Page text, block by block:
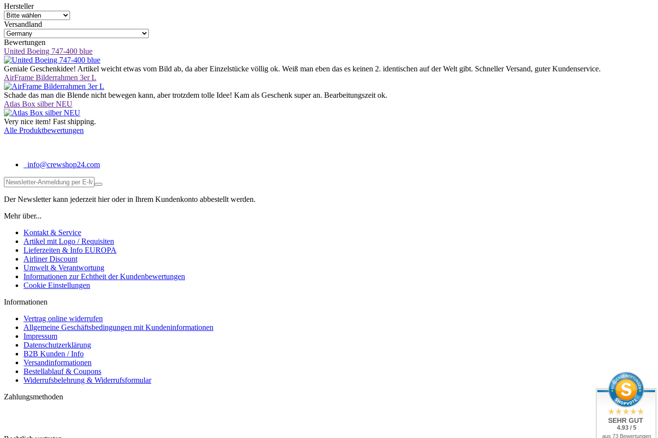
Hersteller
Versandland
Bewertungen
United Boeing 747-400 blue
Geniale Geschenkidee! Artikel weicht etwas vom Bild ab, da aber Einzelstücke völlig ok. Weiß man eben das es keinen 2. identischen auf der Welt gibt. Schneller Versand, guter Kundenservice.
AirFrame Bilderrahmen 3er L
Schade das man die Blende nicht bewegen kann, aber trotzdem tolle Idee! Kam als Geschenk super an. Bearbeitungszeit ok.
Atlas Box silber NEU
Very nice item! Fast shipping.
Alle Produktbewertungen
info@crewshop24.com
Der Newsletter kann jederzeit hier oder in Ihrem Kundenkonto abbestellt werden.
Mehr über...
Kontakt & Service
Artikel mit Logo / Requisiten
Lieferzeiten & Info EUROPA
Airliner Discount
Umwelt & Verantwortung
Informationen zur Echtheit der Kundenbewertungen
Cookie Einstellungen
Informationen
Vertrag online widerrufen
Allgemeine Geschäftsbedingungen mit Kundeninformationen
Impressum
Datenschutzerklärung
B2B Kunden / Info
Versandinformationen
Bestellablauf & Coupons
Widerrufsbelehrung & Widerrufsformular
Zahlungsmethoden
SEHR GUT
4.93 / 5
aus 73 Bewertungen